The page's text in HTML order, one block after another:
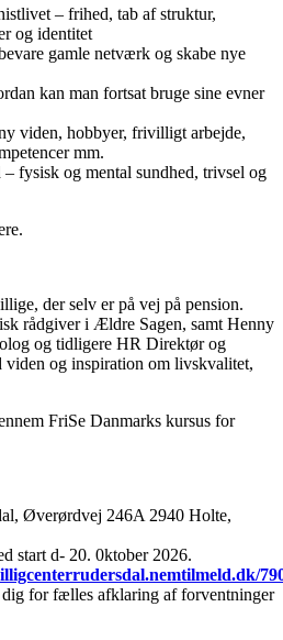
– frihed, tab af struktur,
og identitet
gamle netværk og skabe nye
kan man fortsat bruge sine evner
viden, hobbyer, frivilligt arbejde,
mm.
fysisk og mental sundhed, trivsel og
der selv er på vej på pension.
rådgiver i Ældre Sagen, samt Henny
og tidligere HR Direktør og
og inspiration om livskvalitet,
FriSe Danmarks kursus for
Øverørdvej 246A 2940 Holte,
start d- 20. 0ktober 2026.
for fælles afklaring af forventninger